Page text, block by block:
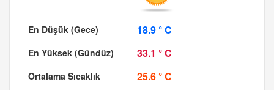
18.9 ° C
33.1 ° C
25.6 ° C